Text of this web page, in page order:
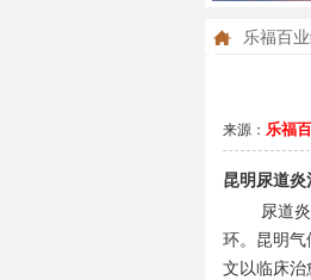
乐福百
来源： 乐福
昆明尿道
尿道
环。昆明气
文以临床治